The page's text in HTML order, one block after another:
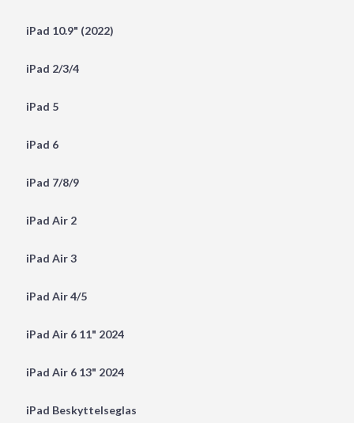
iPad 10.9" (2022)
iPad 2/3/4
iPad 5
iPad 6
iPad 7/8/9
iPad Air 2
iPad Air 3
iPad Air 4/5
iPad Air 6 11" 2024
iPad Air 6 13" 2024
iPad Beskyttelseglas